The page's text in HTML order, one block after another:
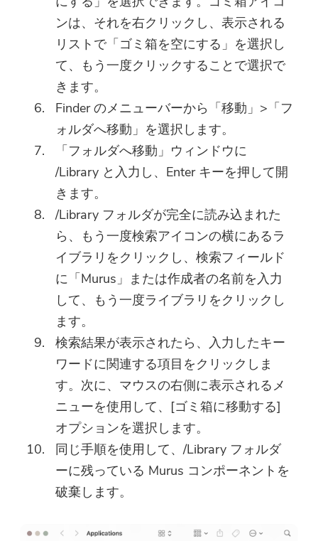
ンは、それを右クリックし、表示される
リストで「ゴミ箱を空にする」を選択し
て、もう一度クリックすることで選択で
きます。
Finder のメニューバーから「移動」>「フ
ォルダへ移動」を選択します。
「フォルダへ移動」ウィンドウに
/Library と入力し、Enter キーを押して開
きます。
/Library フォルダが完全に読み込まれた
ら、もう一度検索アイコンの横にあるラ
イブラリをクリックし、検索フィールド
に「Murus」または作成者の名前を入力
して、もう一度ライブラリをクリックし
ます。
検索結果が表示されたら、入力したキー
ワードに関連する項目をクリックしま
す。次に、マウスの右側に表示されるメ
ニューを使用して、[ゴミ箱に移動する]
オプションを選択します。
同じ手順を使用して、/Library フォルダ
ーに残っている Murus コンポーネントを
破棄します。
有効なメールアドレスを入力してく
ださい。
ご購読ありがとうございます。
ご購読ありがとうございます！
ダウンロードリンクとクーポンコー
ドがお客様のメールに送信されまし
た。購入ボタンをクリックして、ソ
フトウェアを直接購入することもで
きます。
今すぐ購入